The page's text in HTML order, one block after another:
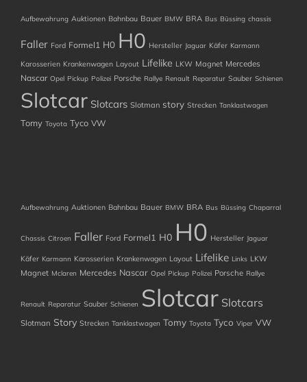
Aufbewahrung Auktionen Bahnbau Bauer BMW BRA Bus Büssing chassis
Faller Ford Formel1 H0 H0 Hersteller Jaguar Käfer Karmann
Karosserien Krankenwagen Layout Lifelike LKW Magnet Mercedes
Nascar Opel Pickup Polizei Porsche Rallye Renault Reparatur Sauber Schienen
Slotcar Slotcars Slotman story Strecken Tanklastwagen
Tomy Toyota Tyco VW
Aufbewahrung Auktionen Bahnbau Bauer BMW BRA Bus Büssing Chaparral
Chassis Citroen Faller Ford Formel1 H0 H0 Hersteller Jaguar
Käfer Karmann Karosserien Krankenwagen Layout Lifelike Links LKW
Magnet Mclaren Mercedes Nascar Opel Pickup Polizei Porsche Rallye
Renault Reparatur Sauber Schienen Slotcar Slotcars
Slotman Story Strecken Tanklastwagen Tomy Toyota Tyco Viper VW